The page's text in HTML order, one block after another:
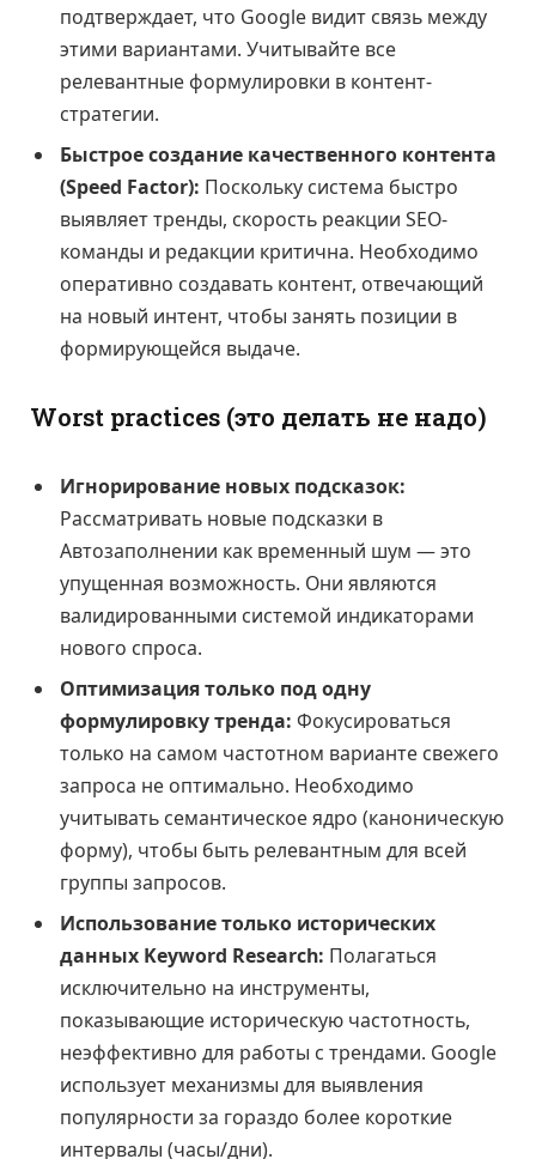
подтверждает, что Google видит связь между
этими вариантами. Учитывайте все
релевантные формулировки в контент-
стратегии.
Быстрое создание качественного контента
(Speed Factor): Поскольку система быстро
выявляет тренды, скорость реакции SEO-
команды и редакции критична. Необходимо
оперативно создавать контент, отвечающий
на новый интент, чтобы занять позиции в
формирующейся выдаче.
Worst practices (это делать не надо)
Игнорирование новых подсказок:
Рассматривать новые подсказки в
Автозаполнении как временный шум — это
упущенная возможность. Они являются
валидированными системой индикаторами
нового спроса.
Оптимизация только под одну
формулировку тренда: Фокусироваться
только на самом частотном варианте свежего
запроса не оптимально. Необходимо
учитывать семантическое ядро (каноническую
форму), чтобы быть релевантным для всей
группы запросов.
Использование только исторических
данных Keyword Research: Полагаться
исключительно на инструменты,
показывающие историческую частотность,
неэффективно для работы с трендами. Google
использует механизмы для выявления
популярности за гораздо более короткие
интервалы (часы/дни).